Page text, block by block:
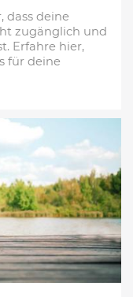
dass deine
zugänglich und
Erfahre hier,
für deine